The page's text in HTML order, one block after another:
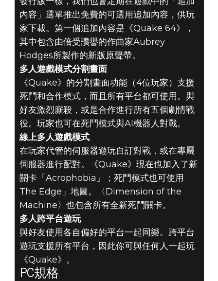
內容」選單推出免費的可選用追加內容，供玩
家下載。第一個追加內容是《Quake 64》，
其中包含由倍受讚譽的作曲家Aubrey
Hodges所製作的新版原聲帶。
多人遊戲模式分割畫面
《Quake》的分割畫面功能（4位玩家）支援
死鬥和合作模式，而且所有平台都可使用。與
好友激烈廝殺，或是合作進行所有五個劇情戰
役。玩家也可在死鬥模式與AI機器人對戰。
線上多人遊戲模式
在玩家代管的伺服器遊玩自訂對戰，或在專屬
伺服器進行配對。《Quake》現在也加入了新
關卡「Acrophobia」；死鬥模式也可使用
The Edge」地圖。〈Dimension of the
Machine〉也包含所有全新死鬥關卡。
多人跨平台遊玩
與好友使用各自偏好的平台一起同樂。跨平台
遊玩支援所有平台，因此你可與任何人一起玩
《Quake》。
PC規格